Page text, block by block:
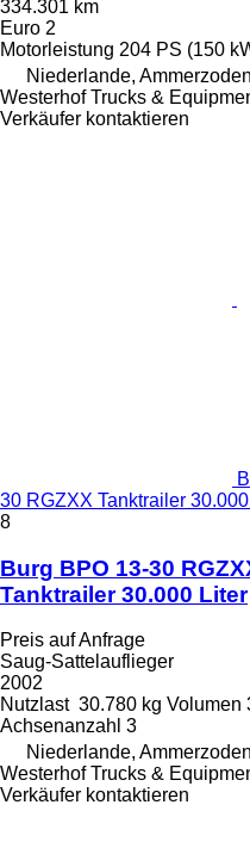
334.301 km
Euro 2
Motorleistung 204 PS (150
Niederlande, Ammerzoden
Westerhof Trucks &
Verkäufer kontaktieren
30 RGZXX Tanktrailer
8
Burg BPO 13-30
Tanktrailer 30.000 Liter
Preis auf Anfrage
Saug-Sattelauflieger
2002
Nutzlast 30.780 kg Volumen
Achsenanzahl 3
Niederlande, Ammerzoden
Westerhof Trucks &
Verkäufer kontaktieren